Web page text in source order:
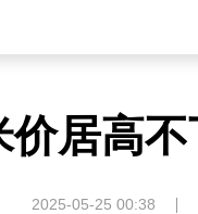
价居高
2025-05-25 00:38